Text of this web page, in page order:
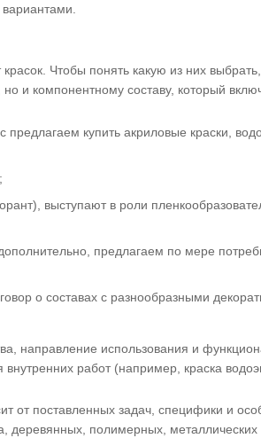
Чтобы понять какую из них
но и компонентному составу, который
купить акриловые краски,
выступают в роли
предлагаем по мере
о составах с разнообразными
направление использования и
работ (например, краска
от поставленных задач, специфики и
деревянных, полимерных, металлических